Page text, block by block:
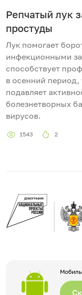
Репчатый лук
простуды
Лук помогает
инфекционными
способствует
в осенний период,
подавляет
болезнетворных
вирусов.
1543 2